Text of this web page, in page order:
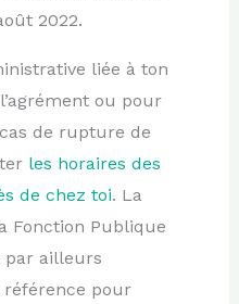
2022.
liée à ton
ou pour
de rupture de
les horaires des
de chez toi. La
Fonction Publique
par ailleurs
référence pour